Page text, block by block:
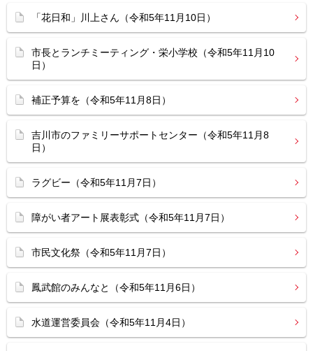
「花日和」川上さん（令和5年11月10日）
市長とランチミーティング・栄小学校（令和5年11月10
日）
補正予算を（令和5年11月8日）
吉川市のファミリーサポートセンター（令和5年11月8
日）
ラグビー（令和5年11月7日）
障がい者アート展表彰式（令和5年11月7日）
市民文化祭（令和5年11月7日）
鳳武館のみんなと（令和5年11月6日）
水道運営委員会（令和5年11月4日）